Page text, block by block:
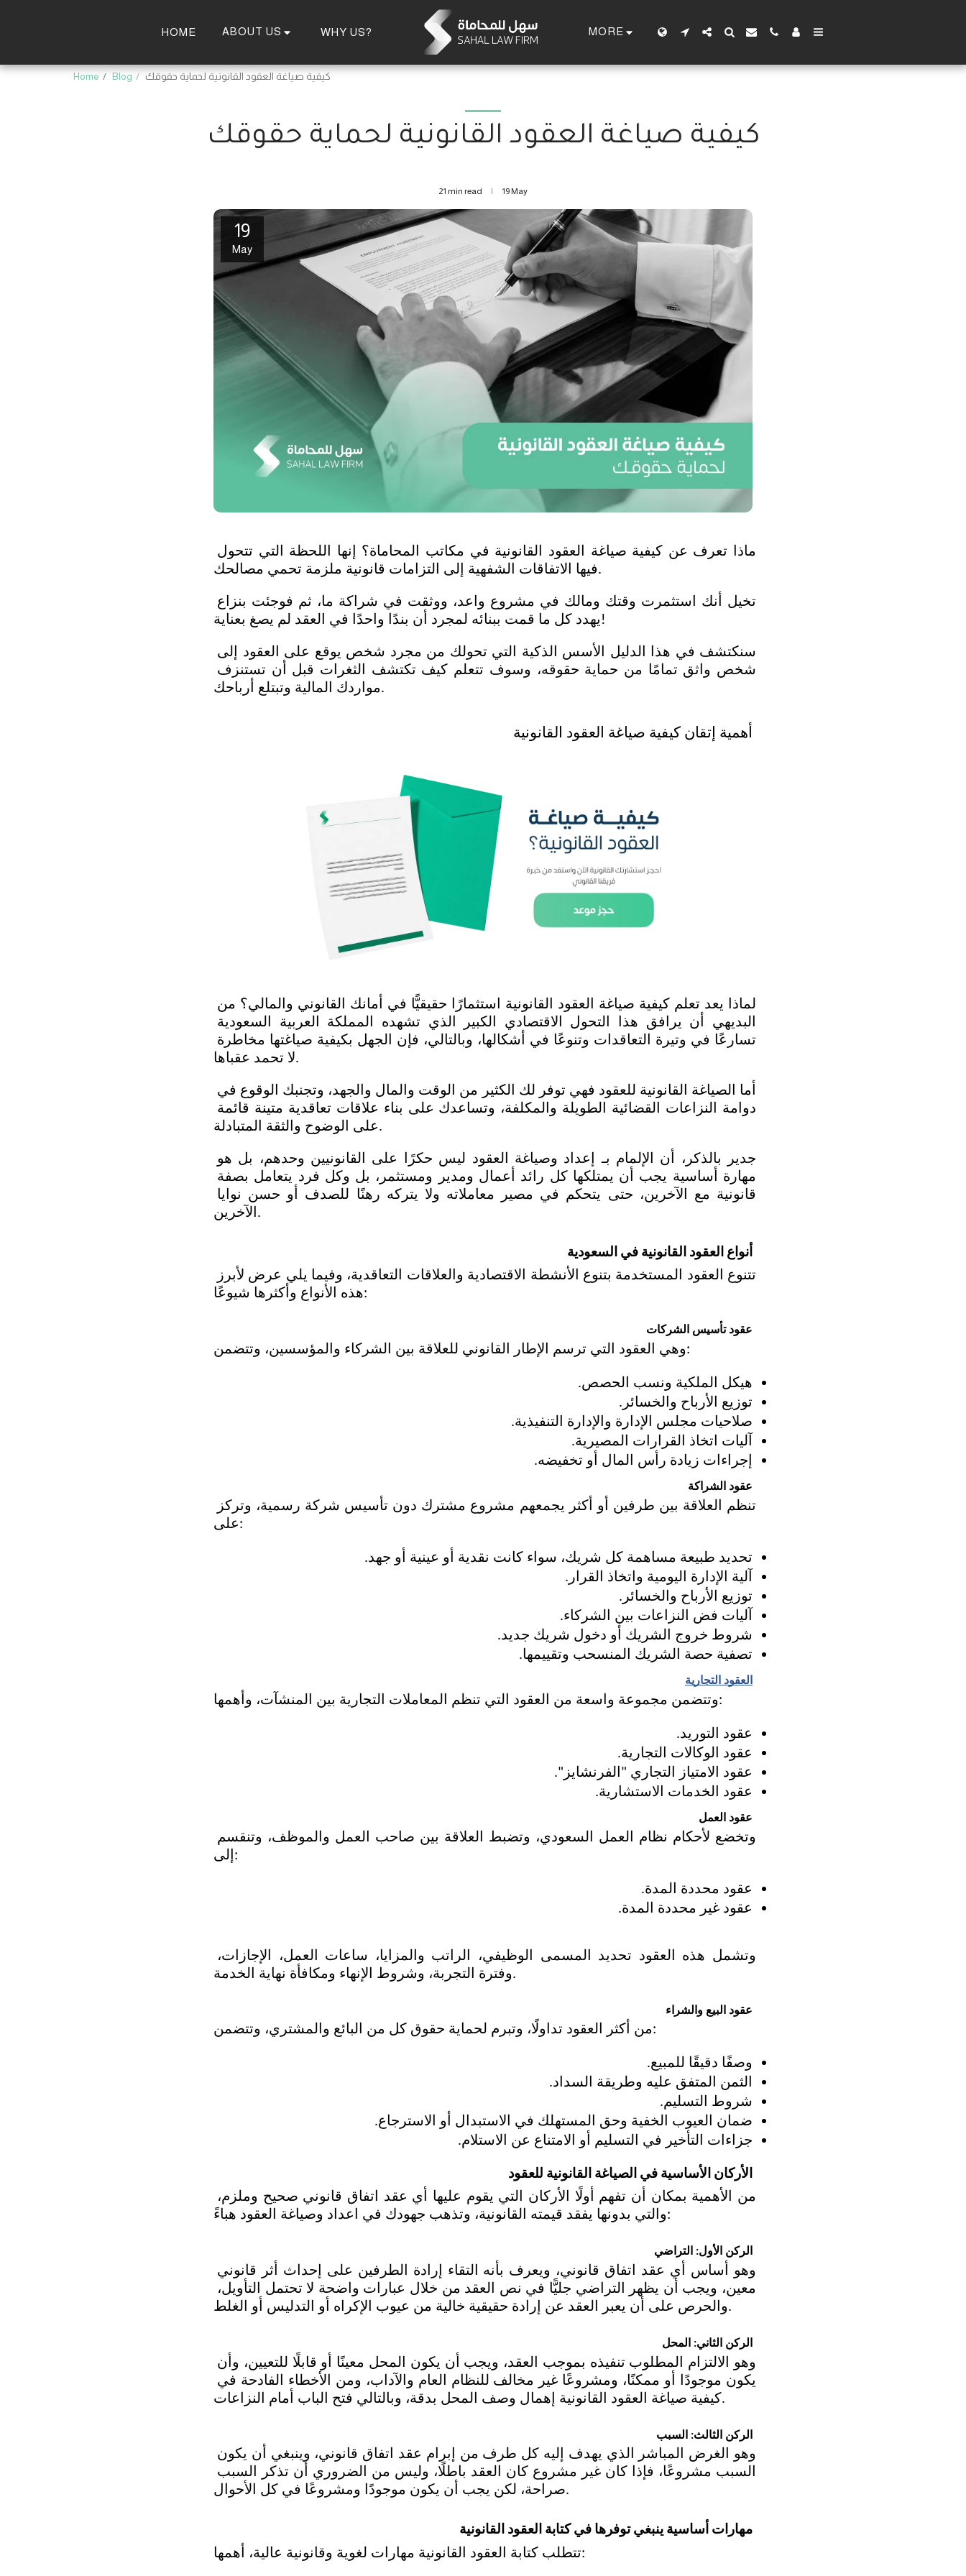
HOME ABOUT US WHY US? MORE
Home Blog كيفية صياغة العقود القانونية لحماية حقوقك
كيفية صياغة العقود القانونية لحماية حقوقك
21 min read 19May
19
May
فيها الاتفاقات الشفهية إلى التزامات قانونية ملزمة تحمي مصالحك.
يهدد كل ما قمت ببنائه لمجرد أن بندًا واحدًا في العقد لم يصغ بعناية!
مواردك المالية وتبتلع أرباحك.
أهمية إتقان كيفية صياغة العقود القانونية
لا تحمد عقباها.
على الوضوح والثقة المتبادلة.
الآخرين.
أنواع العقود القانونية في السعودية
هذه الأنواع وأكثرها شيوعًا:
عقود تأسيس الشركات
وهي العقود التي ترسم الإطار القانوني للعلاقة بين الشركاء والمؤسسين، وتتضمن:
هيكل الملكية ونسب الحصص.
توزيع الأرباح والخسائر.
صلاحيات مجلس الإدارة والإدارة التنفيذية.
آليات اتخاذ القرارات المصيرية.
إجراءات زيادة رأس المال أو تخفيضه.
عقود الشراكة
على:
تحديد طبيعة مساهمة كل شريك، سواء كانت نقدية أو عينية أو جهد.
آلية الإدارة اليومية واتخاذ القرار.
توزيع الأرباح والخسائر.
آليات فض النزاعات بين الشركاء.
شروط خروج الشريك أو دخول شريك جديد.
تصفية حصة الشريك المنسحب وتقييمها.
العقود التجارية
وتتضمن مجموعة واسعة من العقود التي تنظم المعاملات التجارية بين المنشآت، وأهمها:
عقود التوريد.
عقود الوكالات التجارية.
عقود الامتياز التجاري "الفرنشايز".
عقود الخدمات الاستشارية.
عقود العمل
إلى:
عقود محددة المدة.
عقود غير محددة المدة.
وفترة التجربة، وشروط الإنهاء ومكافأة نهاية الخدمة.
عقود البيع والشراء
من أكثر العقود تداولًا، وتبرم لحماية حقوق كل من البائع والمشتري، وتتضمن:
وصفًا دقيقًا للمبيع.
الثمن المتفق عليه وطريقة السداد.
شروط التسليم.
ضمان العيوب الخفية وحق المستهلك في الاستبدال أو الاسترجاع.
جزاءات التأخير في التسليم أو الامتناع عن الاستلام.
الأركان الأساسية في الصياغة القانونية للعقود
والتي بدونها يفقد قيمته القانونية، وتذهب جهودك في اعداد وصياغة العقود هباءً:
الركن الأول: التراضي
والحرص على أن يعبر العقد عن إرادة حقيقية خالية من عيوب الإكراه أو التدليس أو الغلط.
الركن الثاني: المحل
كيفية صياغة العقود القانونية إهمال وصف المحل بدقة، وبالتالي فتح الباب أمام النزاعات.
الركن الثالث: السبب
صراحة، لكن يجب أن يكون موجودًا ومشروعًا في كل الأحوال.
مهارات أساسية ينبغي توفرها في كتابة العقود القانونية
تتطلب كتابة العقود القانونية مهارات لغوية وقانونية عالية، أهمها: